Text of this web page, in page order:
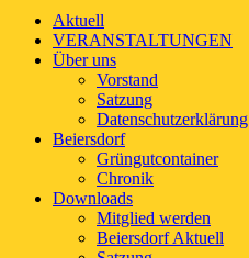
Aktuell
VERANSTALTUNGEN
Über uns
Vorstand
Satzung
Datenschutzerklärung
Beiersdorf
Grüngutcontainer
Chronik
Downloads
Mitglied werden
Beiersdorf Aktuell